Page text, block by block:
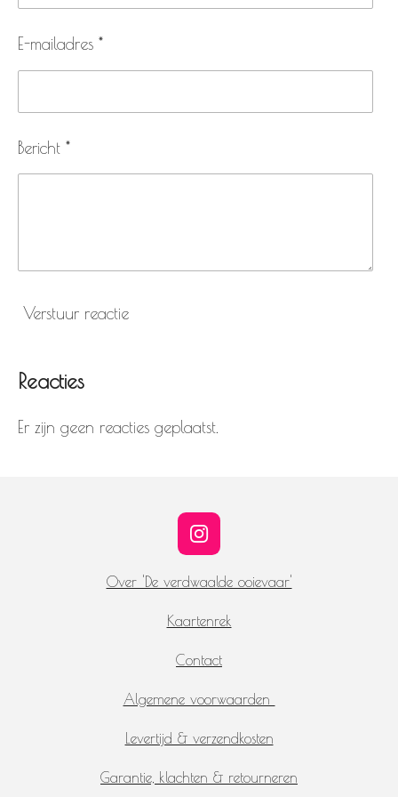
E-mailadres *
Bericht *
Verstuur reactie
Reacties
Er zijn geen reacties geplaatst.
I
n
s
a
g
r
a
Over 'De verdwaalde ooievaar'
Kaartenrek
Contact
Algemene voorwaarden
Levertijd & verzendkosten
Garantie, klachten & retourneren